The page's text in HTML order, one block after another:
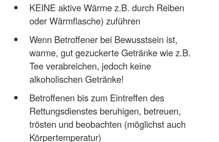
KEINE aktive Wärme z.B. durch Reiben
oder Wärmflasche) zuführen
Wenn Betroffener bei Bewusstsein ist,
warme, gut gezuckerte Getränke wie z.B.
Tee verabreichen, jedoch keine
alkoholischen Getränke!
Betroffenen bis zum Eintreffen des
Rettungsdienstes beruhigen, betreuen,
trösten und beobachten (möglichst auch
Körpertemperatur)